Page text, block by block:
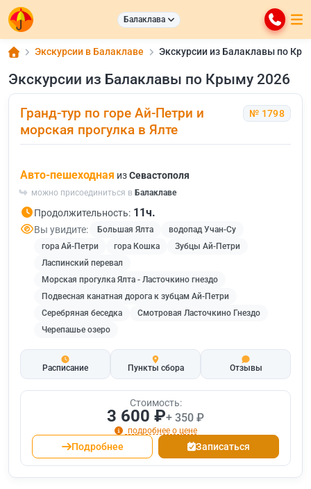
Балаклава
Экскурсии в Балаклаве Экскурсии из Балаклавы по
Экскурсии из Балаклавы по Крыму 2026
Гранд-тур по горе Ай-Петри и
морская прогулка в Ялте
№ 1798
Авто-пешеходная изСевастополя
можно присоединиться в Балаклаве
Продолжительность: 11ч.
Вы увидите: Большая Ялта
водопад Учан-Су
гора Ай-Петри
гора Кошка
Зубцы Ай-Петри
Ласпинский перевал
Морская прогулка Ялта - Ласточкино гнездо
Подвесная канатная дорога к зубцам Ай-Петри
Серебряная беседка
Смотровая Ласточкино Гнездо
Черепашье озеро
Расписание Пункты сбора Отзывы
Стоимость:
3 600 ₽+ 350 ₽
подробнее о цене
Подробнее Записаться